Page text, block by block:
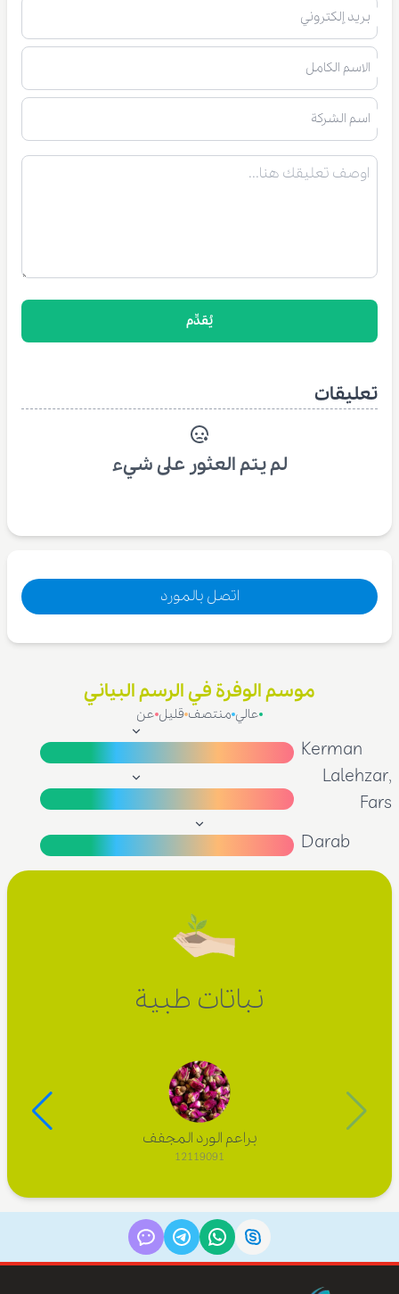
بريد إلكتروني
الاسم الكامل
اسم الشركة
يُقدِّم
تعليقات
لم يتم العثور على شيء
اتصل بالمورد
موسم الوفرة في الرسم البياني
عالي منتصف قليل عن
Kerman
Lalehzar,
Fars
Darab
نباتات طبية
براعم الورد المجفف
12119091